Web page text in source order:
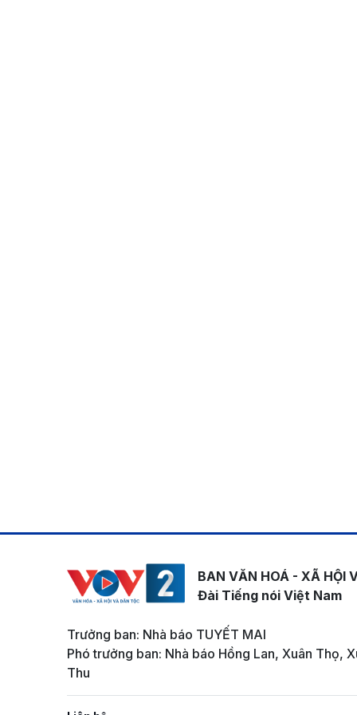
BAN VĂN HOÁ - XÃ HỘI
Đài Tiếng nói Việt Nam
Trưởng ban: Nhà báo TUYẾT MAI
Phó trưởng ban: Nhà báo Hồng Lan, Xuân Thọ,
Thu